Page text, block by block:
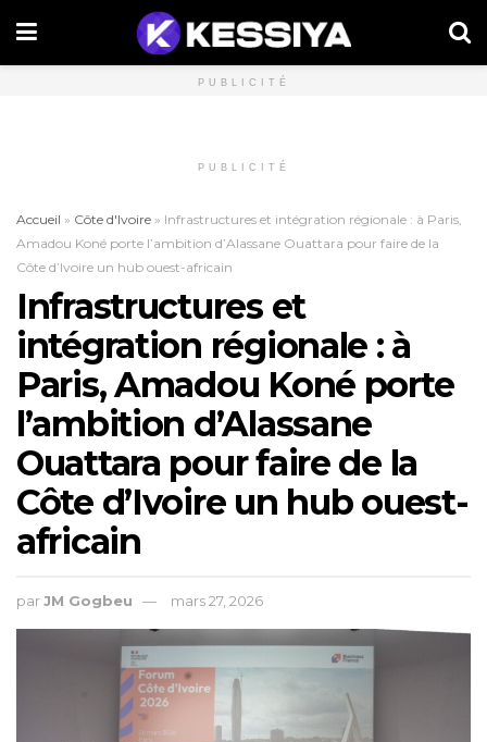
PUBLICITÉ
PUBLICITÉ
Accueil » Côte d'Ivoire » Infrastructures et intégration régionale : à Paris,
Amadou Koné porte l’ambition d’Alassane Ouattara pour faire de la
Côte d’Ivoire un hub ouest-africain
Infrastructures et
intégration régionale : à
Paris, Amadou Koné porte
l’ambition d’Alassane
Ouattara pour faire de la
Côte d’Ivoire un hub ouest-
africain
parJM Gogbeu mars 27, 2026